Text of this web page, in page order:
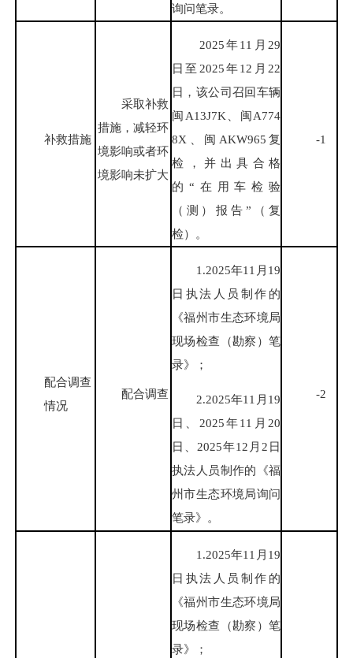
询问笔录。
补救措施
采取补救
措施，减轻环
境影响或者环
境影响未扩大
2025年11月29
日至2025年12月22
日，该公司召回车辆
闽A13J7K、闽A774
8X、闽AKW965复
检，并出具合格
的“在用车检验
（测）报告”（复
检）。
-1
配合调查
情况
配合调查
1.2025年11月19
日执法人员制作的
《福州市生态环境局
现场检查（勘察）笔
录》；
2.2025年11月19
日、2025年11月20
日、2025年12月2日
执法人员制作的《福
州市生态环境局询问
笔录》。
-2
1.2025年11月19
日执法人员制作的
《福州市生态环境局
现场检查（勘察）笔
录》；